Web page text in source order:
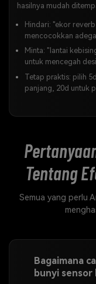
hasilnya mudah
Hindari: "ekor
mencocokkan
Minta: "lantai
untuk mencegah
Tetap praktis: pilih
panjang, 20d untuk
Tentang
Semua yang perlu
Bagaimana
bunyi sensor